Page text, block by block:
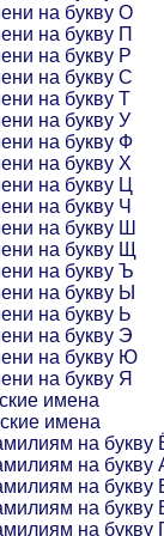
на букву О
на букву П
на букву Р
на букву С
на букву Т
на букву У
на букву Ф
на букву Х
на букву Ц
на букву Ч
на букву Ш
на букву Щ
на букву Ъ
на букву Ы
на букву Ь
на букву Э
на букву Ю
на букву Я
имена
имена
на букву
на букву
на букву
на букву
на букву